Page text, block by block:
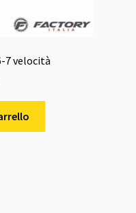
7 velocità